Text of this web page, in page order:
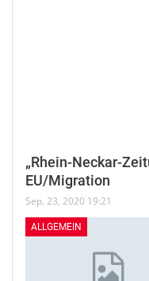
„Rhein-Neckar-
EU/Migration
Sep. 23, 2020 19:21
ALLGEMEIN